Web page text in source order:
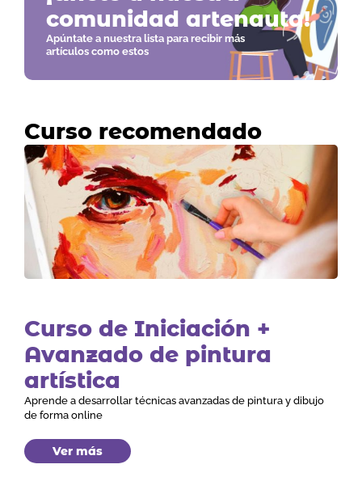
comunidad artenauta!
Apúntate a nuestra lista para recibir más
artículos como estos
Curso recomendado
Curso de Iniciación +
Avanzado de pintura
artística
Aprende a desarrollar técnicas avanzadas de pintura y dibujo
de forma online
Ver más